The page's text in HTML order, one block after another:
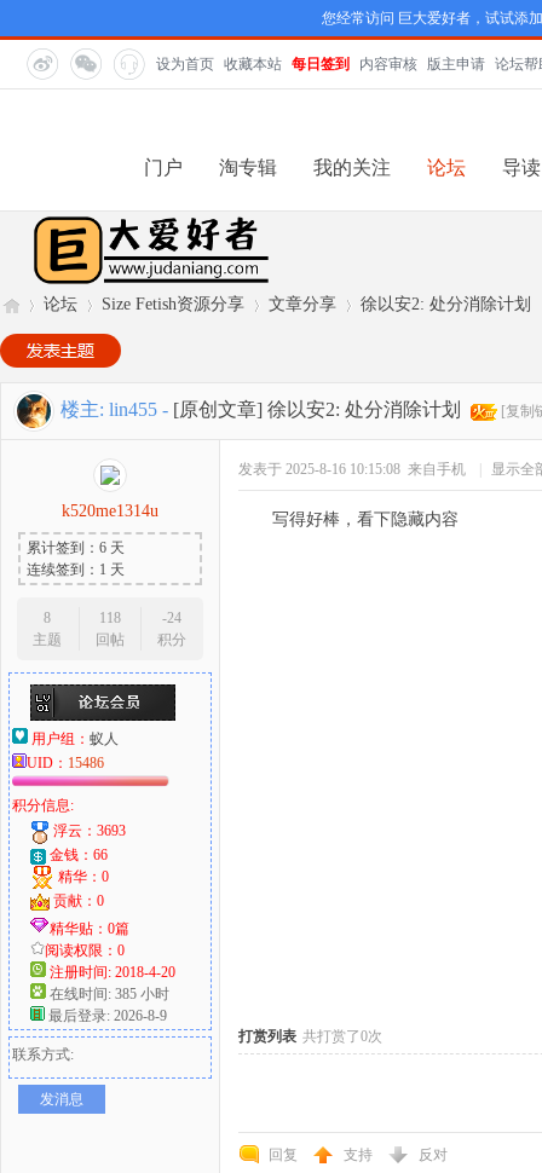
您经常访问 巨大爱好者，试试添
设为首页 收藏本站 每日签到 内容审核 版主申请 论坛帮
门户 淘专辑 我的关注 论坛 导读
巨
爱
»
论坛
›
Size Fetish资源分享
›
文章分享
›
徐以安2: 处分消除计划
楼主: lin455 - [原创文章] 徐以安2: 处分消除计划 [复制
k520me1314u
累计签到：6 天
连续签到：1 天
8
主题
118
回帖
-24
积分
用户组： 蚁人
UID： 15486
积分信息:
浮云：3693
金钱：66
精华：0
贡献：0
精华贴：0篇
阅读权限：0
注册时间: 2018-4-20
在线时间: 385 小时
最后登录: 2026-8-9
联系方式:
发消息
发表于 2025-8-16 10:15:08 来自手机 显示全
写得好棒，看下隐藏内容
打赏列表 共打赏了0次
回复 支持 反对